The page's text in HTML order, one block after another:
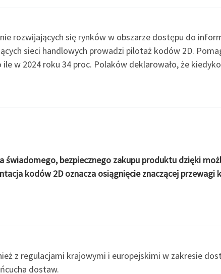
rozwijających się rynków w obszarze dostępu do
sieci handlowych prowadzi pilotaż kodów 2D.
w 2024 roku 34 proc. Polaków deklarowało, że
bezpiecznego zakupu produktu dzięki
kodów 2D oznacza osiągnięcie znaczącej przewagi
z regulacjami krajowymi i europejskimi w zakresie
dostaw.